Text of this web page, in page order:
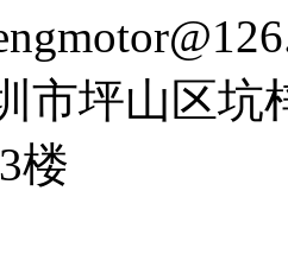
坪山区坑